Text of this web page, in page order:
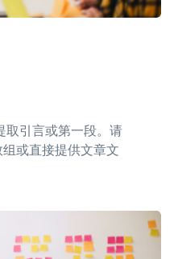
取引言或第一段。请
或直接提供文章文